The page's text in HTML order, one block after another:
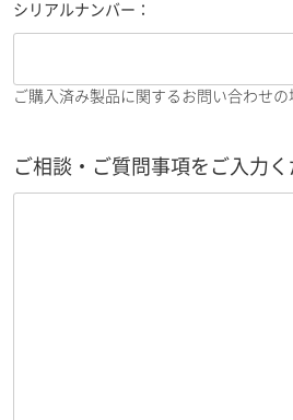
シリアルナンバー：
ご購入済み製品に関するお問い合わせの
ご相談・ご質問事項をご入力く